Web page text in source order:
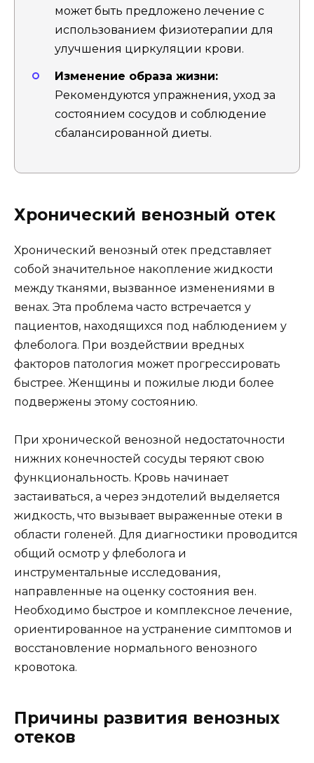
может быть предложено лечение с
использованием физиотерапии для
улучшения циркуляции крови.
Изменение образа жизни:
Рекомендуются упражнения, уход за
состоянием сосудов и соблюдение
сбалансированной диеты.
Хронический венозный отек
Хронический венозный отек представляет
собой значительное накопление жидкости
между тканями, вызванное изменениями в
венах. Эта проблема часто встречается у
пациентов, находящихся под наблюдением у
флеболога. При воздействии вредных
факторов патология может прогрессировать
быстрее. Женщины и пожилые люди более
подвержены этому состоянию.
При хронической венозной недостаточности
нижних конечностей сосуды теряют свою
функциональность. Кровь начинает
застаиваться, а через эндотелий выделяется
жидкость, что вызывает выраженные отеки в
области голеней. Для диагностики проводится
общий осмотр у флеболога и
инструментальные исследования,
направленные на оценку состояния вен.
Необходимо быстрое и комплексное лечение,
ориентированное на устранение симптомов и
восстановление нормального венозного
кровотока.
Причины развития венозных
отеков